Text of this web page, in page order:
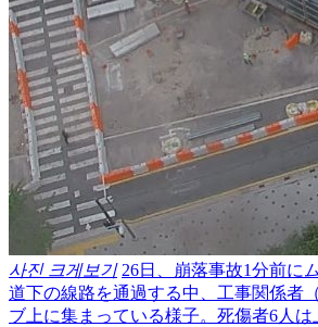
사진 크게보기 26日、崩落事故1分前に
道下の線路を通過する中、工事関係者
ブ上に集まっている様子。死傷者6人